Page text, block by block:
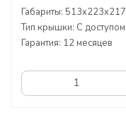
Габариты: 513x223x217
Тип крышки: С доступом
Гарантия: 12 месяцев